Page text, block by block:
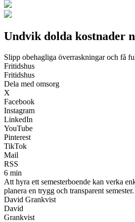
Undvik dolda kostnader
Slipp obehagliga överraskningar och få
Fritidshus
Fritidshus
Dela med omsorg
X
Facebook
Instagram
LinkedIn
YouTube
Pinterest
TikTok
Mail
RSS
6 min
Att hyra ett semesterboende kan verka
planera en trygg och transparent semester.
David Grankvist
David
Grankvist